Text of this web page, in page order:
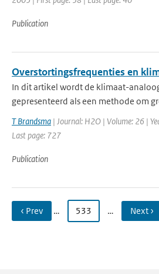
Publication
Overstortingsfrequenties en
In dit artikel wordt de klimaat-
gepresenteerd als een methode om
T Brandsma | Journal: H2O | Volume: 26 |
Last page: 727
Publication
‹ Prev … 533 … Next ›